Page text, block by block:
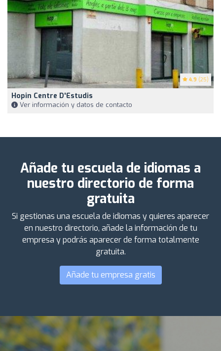
4.9 (25)
Hopin Centre D'Estudis
Ver información y datos de contacto
Añade tu escuela de idiomas a
nuestro directorio de forma
gratuita
Si gestionas una escuela de idiomas y quieres aparecer
en nuestro directorio, añade la información de tu
empresa y podrás aparecer de forma totalmente
gratuita.
Añade tu empresa gratis